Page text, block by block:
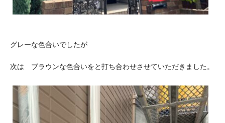
グレーな色合いでしたが
次は ブラウンな色合いをと打ち合わせさせていただきました。